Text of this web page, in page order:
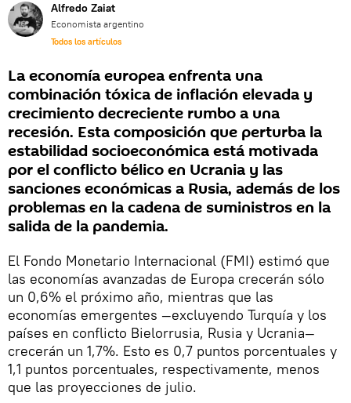
Alfredo Zaiat
Economista argentino
Todos los artículos
La economía europea enfrenta una
combinación tóxica de inflación elevada y
crecimiento decreciente rumbo a una
recesión. Esta composición que perturba la
estabilidad socioeconómica está motivada
por el conflicto bélico en Ucrania y las
sanciones económicas a Rusia, además de los
problemas en la cadena de suministros en la
salida de la pandemia.
El Fondo Monetario Internacional (FMI) estimó que
las economías avanzadas de Europa crecerán sólo
un 0,6% el próximo año, mientras que las
economías emergentes —excluyendo Turquía y los
países en conflicto Bielorrusia, Rusia y Ucrania—
crecerán un 1,7%. Esto es 0,7 puntos porcentuales y
1,1 puntos porcentuales, respectivamente, menos
que las proyecciones de julio.